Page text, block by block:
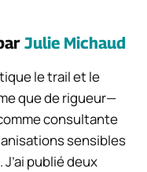
Julie Michaud
le trail et le
que de rigueur—
consultante
sensibles
publié deux